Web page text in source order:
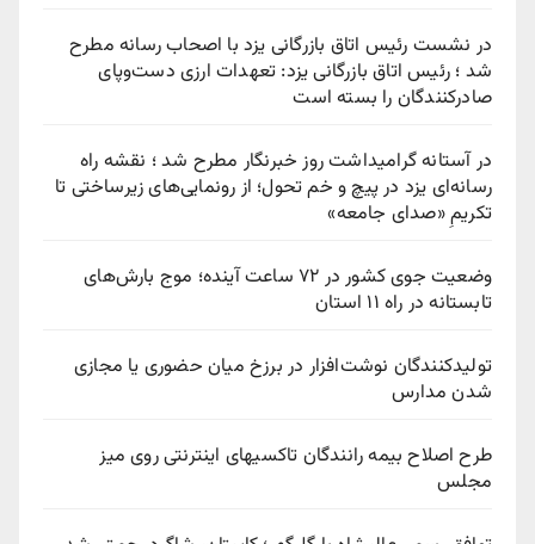
در نشست رئیس اتاق بازرگانی یزد با اصحاب رسانه مطرح
شد ؛ رئیس اتاق بازرگانی یزد: تعهدات ارزی دست‌وپای
صادرکنندگان را بسته است
در آستانه گرامیداشت روز خبرنگار مطرح شد ؛ نقشه راه
رسانه‌ای یزد در پیچ‌ و خم تحول؛ از رونمایی‌های زیرساختی تا
تکریمِ «صدای جامعه»
وضعیت جوی کشور در ۷۲ ساعت آینده؛ موج بارش‌های
تابستانه در راه ۱۱ استان
تولیدکنندگان نوشت‌افزار در برزخ میان حضوری یا مجازی
شدن مدارس
طرح اصلاح بیمه رانندگان تاکسیهای اینترنتی روی میز
مجلس